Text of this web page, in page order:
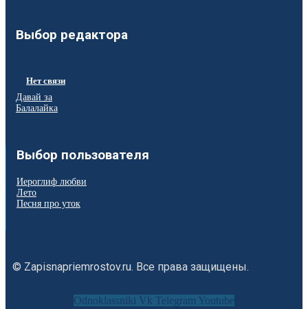
Выбор редактора
Нет связи
Давай за
Балалайка
Выбор пользователя
Иероглиф любви
Лето
Песня про уток
© Zapisnapriemrostov.ru. Все права защищены.
Odnoklassniki Vk Telegram Youtube